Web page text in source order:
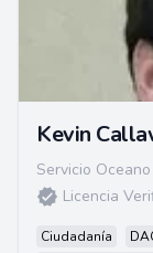
Kevin
Servicio Oceano
Licencia
Ciudadanía